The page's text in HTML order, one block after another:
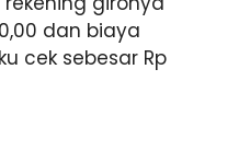
dan biaya
cek sebesar Rp